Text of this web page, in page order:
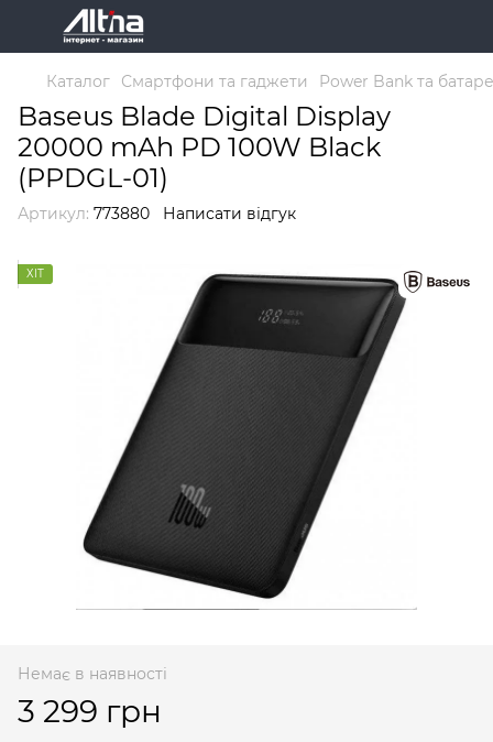
Каталог Смартфони та гаджети Power Bank та
Baseus Blade Digital Display
20000 mAh PD 100W Black
(PPDGL-01)
Артикул: 773880 Написати відгук
ХІТ
Немає в наявності
3 299 грн